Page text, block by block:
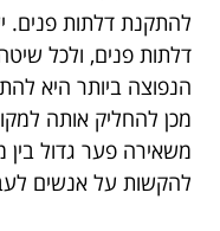
להתקנת דלתות פנים.
דלתות פנים, ולכל
הנפוצה ביותר היא
מכן להחליק אותה
משאירה פער גדול
להקשות על אנשים